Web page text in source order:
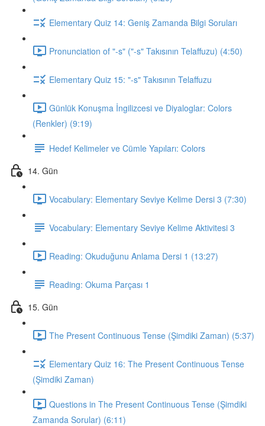
Elementary Quiz 14: Geniş Zamanda Bilgi Soruları
Pronunciation of "-s" ("-s" Takısının Telaffuzu) (4:50)
Elementary Quiz 15: "-s" Takısının Telaffuzu
Günlük Konuşma İngilizcesi ve Diyaloglar: Colors
(Renkler) (9:19)
Hedef Kelimeler ve Cümle Yapıları: Colors
14. Gün
Vocabulary: Elementary Seviye Kelime Dersi 3 (7:30)
Vocabulary: Elementary Seviye Kelime Aktivitesi 3
Reading: Okuduğunu Anlama Dersi 1 (13:27)
Reading: Okuma Parçası 1
15. Gün
The Present Continuous Tense (Şimdiki Zaman) (5:37)
Elementary Quiz 16: The Present Continuous Tense
(Şimdiki Zaman)
Questions in The Present Continuous Tense (Şimdiki
Zamanda Sorular) (6:11)